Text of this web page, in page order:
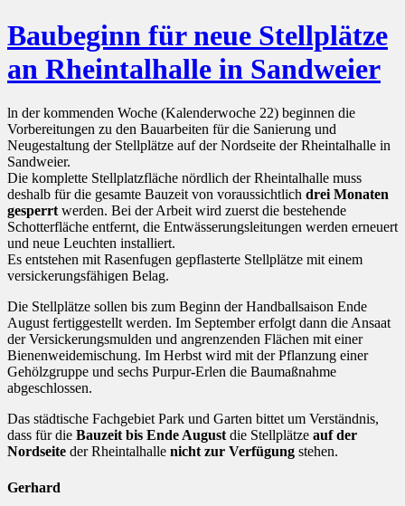
Baubeginn für neue Stellplätze
an Rheintalhalle in Sandweier
ln der kommenden Woche (Kalenderwoche 22) beginnen die
Vorbereitungen zu den Bauarbeiten für die Sanierung und
Neugestaltung der Stellplätze auf der Nordseite der Rheintalhalle in
Sandweier.
Die komplette Stellplatzfläche nördlich der Rheintalhalle muss
deshalb für die gesamte Bauzeit von voraussichtlich drei Monaten
gesperrt werden. Bei der Arbeit wird zuerst die bestehende
Schotterfläche entfernt, die Entwässerungsleitungen werden erneuert
und neue Leuchten installiert.
Es entstehen mit Rasenfugen gepflasterte Stellplätze mit einem
versickerungsfähigen Belag.
Die Stellplätze sollen bis zum Beginn der Handballsaison Ende
August fertiggestellt werden. Im September erfolgt dann die Ansaat
der Versickerungsmulden und angrenzenden Flächen mit einer
Bienenweidemischung. Im Herbst wird mit der Pflanzung einer
Gehölzgruppe und sechs Purpur-Erlen die Baumaßnahme
abgeschlossen.
Das städtische Fachgebiet Park und Garten bittet um Verständnis,
dass für die Bauzeit bis Ende August die Stellplätze auf der
Nordseite der Rheintalhalle nicht zur Verfügung stehen.
Gerhard